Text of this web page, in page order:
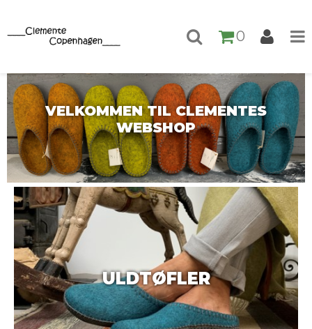
0
VELKOMMEN TIL CLEMENTES
WEBSHOP
ULDTØFLER